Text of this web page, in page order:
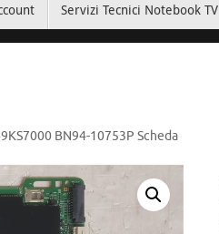
Servizi Tecnici Notebook TV
BN94-10753P Scheda